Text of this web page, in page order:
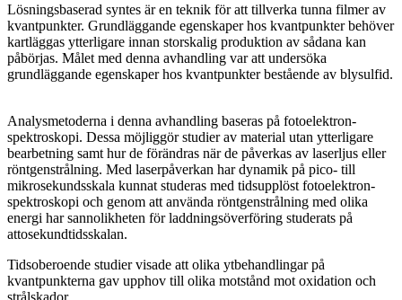
Lösningsbaserad syntes är en teknik för att tillverka tunna filmer av
kvantpunkter. Grundläggande egenskaper hos kvantpunkter behöver
kartläggas ytterligare innan storskalig produktion av sådana kan
påbörjas. Målet med denna avhandling var att undersöka
grundläggande egenskaper hos kvantpunkter bestående av blysulfid.
Analysmetoderna i denna avhandling baseras på fotoelektron-
spektroskopi. Dessa möjliggör studier av material utan ytterligare
bearbetning samt hur de förändras när de påverkas av laserljus eller
röntgenstrålning. Med laserpåverkan har dynamik på pico- till
mikrosekundsskala kunnat studeras med tidsupplöst fotoelektron-
spektroskopi och genom att använda röntgenstrålning med olika
energi har sannolikheten för laddningsöverföring studerats på
attosekundtidsskalan.
Tidsoberoende studier visade att olika ytbehandlingar på
kvantpunkterna gav upphov till olika motstånd mot oxidation och
strålskador.